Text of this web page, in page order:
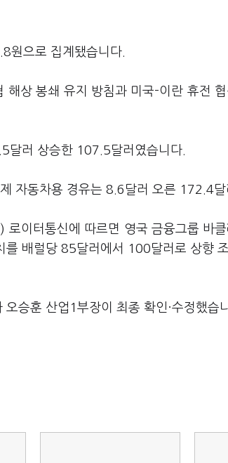
원으로 집계됐습니다.
상 봉쇄 유지 방침과 미국-이란 휴전
달러 상승한 107.5달러였습니다.
자동차용 경유는 8.6달러 오른 172.4달
이터통신에 따르면 영국 금융그룹 바
배럴당 85달러에서 100달러로 상향
승훈 산업1부장이 최종 확인·수정했습